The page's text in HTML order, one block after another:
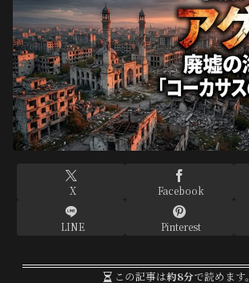
X Facebook
LINE Pinterest
この記事は約8分で読めます。